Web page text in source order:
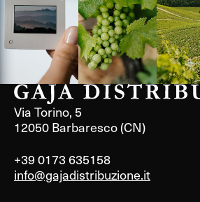
Via Torino, 5
12050 Barbaresco (CN)
+39 0173 635158
info@gajadistribuzione.it